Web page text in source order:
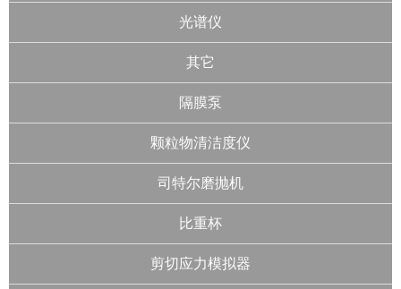
光谱仪
其它
隔膜泵
颗粒物清洁度仪
司特尔磨抛机
比重杯
剪切应力模拟器